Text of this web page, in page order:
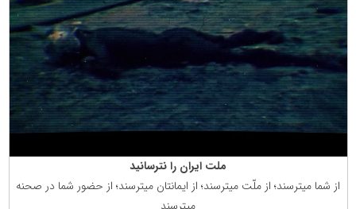
ملت ایران را نترسانید
از شما میترسند؛ از ملّت میترسند؛ از ایمانتان میترسند؛ از حضور شما در صحنه